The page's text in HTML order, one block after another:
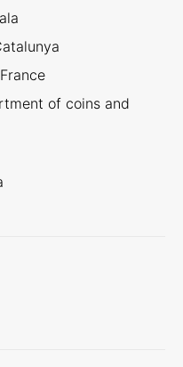
of coins and